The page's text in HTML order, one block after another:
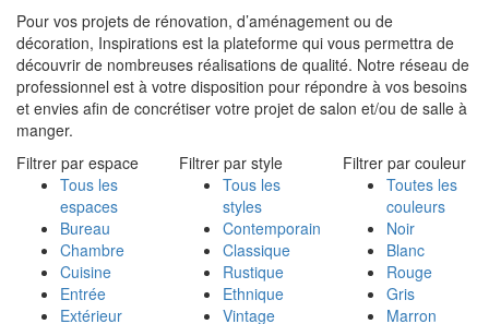
Pour vos projets de rénovation, d’aménagement ou de
décoration, Inspirations est la plateforme qui vous permettra de
découvrir de nombreuses réalisations de qualité. Notre réseau de
professionnel est à votre disposition pour répondre à vos besoins
et envies afin de concrétiser votre projet de salon et/ou de salle à
manger.
Filtrer par espace
Tous les
espaces
Bureau
Chambre
Cuisine
Entrée
Extérieur
Filtrer par style
Tous les
styles
Contemporain
Classique
Rustique
Ethnique
Vintage
Filtrer par couleur
Toutes les
couleurs
Noir
Blanc
Rouge
Gris
Marron